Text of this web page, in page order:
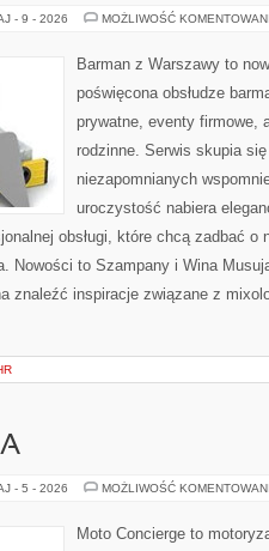
- 9 - 2026 MOŻLIWOŚĆ
Barman z Warszawy to
poświęcona obsłudze
prywatne, eventy firmowe,
rodzinne. Serwis skupia
niezapomnianych
uroczystość nabiera
obsługi, które chcą zadbać o
Nowości to Szampany i Wina
znaleźć inspiracje związane z
- 5 - 2026 MOŻLIWOŚĆ
Moto Concierge to